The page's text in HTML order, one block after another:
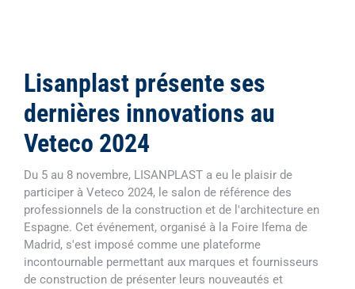
Lisanplast présente ses
dernières innovations au
Veteco 2024
Du 5 au 8 novembre, LISANPLAST a eu le plaisir de
participer à Veteco 2024, le salon de référence des
professionnels de la construction et de l'architecture en
Espagne. Cet événement, organisé à la Foire Ifema de
Madrid, s'est imposé comme une plateforme
incontournable permettant aux marques et fournisseurs
de construction de présenter leurs nouveautés et